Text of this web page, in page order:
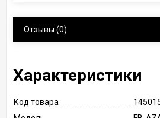
Отзывы (0)
Характеристики
Код товара